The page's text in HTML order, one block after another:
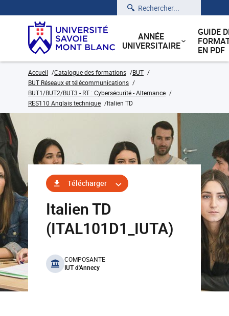
Rechercher
ANNÉE
UNIVERSITAIRE
GUIDE
EN PDF
Accueil Catalogue des formations
BUT
BUT Réseaux et télécommunications
BUT1/BUT2/BUT3 - RT : Cybersécurité - Alternance
RES110 Anglais technique
Italien TD
Télécharger
Italien TD
(ITAL101D1_IUTA)
benefits
COMPOSANTE
IUT d'Annecy